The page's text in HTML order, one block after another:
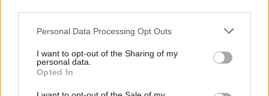
Personal Data Processing Opt Outs
I want to opt-out of the Sharing of my
personal data.
Opted In
Tak prezentuje się terminarz MSI na najbliższe dni:
Invictus
Gaming